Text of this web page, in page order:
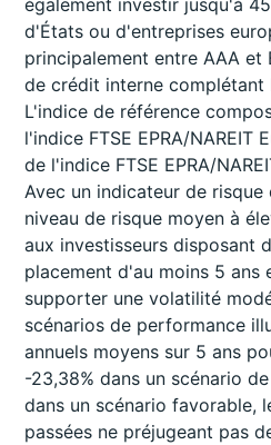
également investir jusqu'à
d'États ou d'entreprises
principalement entre AAA et
de crédit interne complétant
L'indice de référence
l'indice FTSE EPRA/NAREIT
de l'indice FTSE EPRA/
Avec un indicateur de risque
niveau de risque moyen à
aux investisseurs disposant
placement d'au moins 5 ans
supporter une volatilité
scénarios de performance
annuels moyens sur 5 ans
-23,38% dans un scénario
dans un scénario favorable,
passées ne préjugeant pas